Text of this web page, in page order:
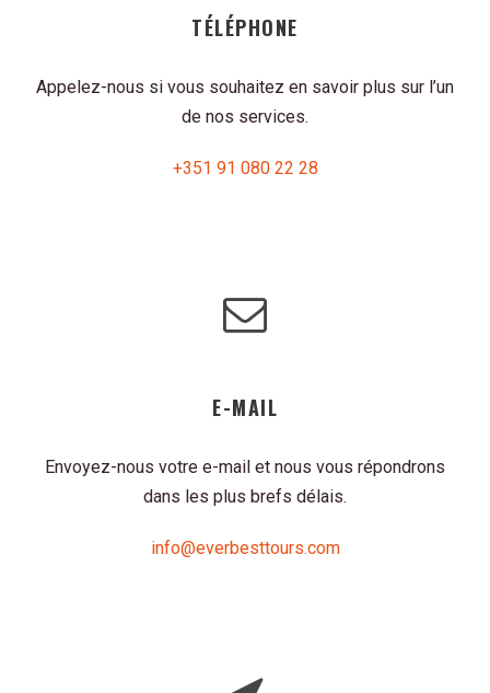
TÉLÉPHONE
Appelez-nous si vous souhaitez en savoir plus sur l’un
de nos services.
+351 91 080 22 28
E-MAIL
Envoyez-nous votre e-mail et nous vous répondrons
dans les plus brefs délais.
info@everbesttours.com